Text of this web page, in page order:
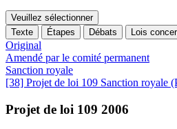
Veuillez sélectionner
Texte
Étapes Débats Lois
Original
Amendé par le comité permanent
Sanction royale
[38] Projet de loi 109 Sanction royale
Projet de loi 109 2006